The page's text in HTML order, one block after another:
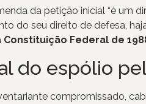
da petição inicial “é um
do seu direito de defesa,
Constituição Federal de
do espólio
compromissado,